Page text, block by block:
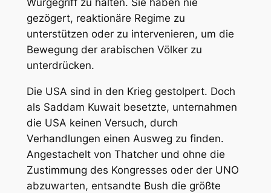
Würgegriff zu halten. Sie haben nie
gezögert, reaktionäre Regime zu
unterstützen oder zu intervenieren, um die
Bewegung der arabischen Völker zu
unterdrücken.
Die USA sind in den Krieg gestolpert. Doch
als Saddam Kuwait besetzte, unternahmen
die USA keinen Versuch, durch
Verhandlungen einen Ausweg zu finden.
Angestachelt von Thatcher und ohne die
Zustimmung des Kongresses oder der UNO
abzuwarten, entsandte Bush die größte